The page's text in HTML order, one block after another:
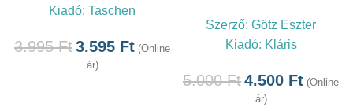
Kiadó: Taschen
3.995Ft3.595 Ft (Online
ár)
Szerző: Götz Eszter
Kiadó: Kláris
5.000Ft4.500 Ft (Online
ár)